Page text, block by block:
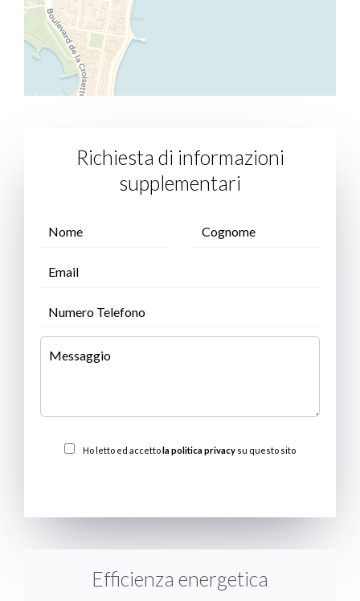
Richiesta di informazioni
supplementari
Ho letto ed accettola politica privacy su questo sito
Efficienza energetica